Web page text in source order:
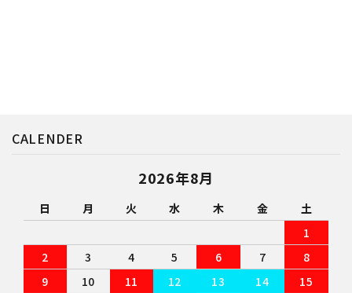
CALENDER
2026年8月
日 月 火 水 木 金
土
1
2
3 4 5 6 7
8
9
10 11 12 13 14
15